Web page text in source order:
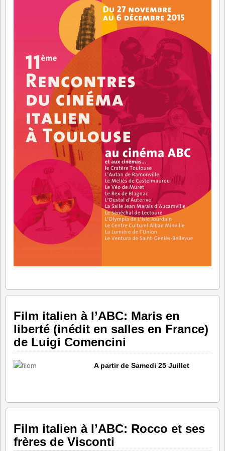
Film italien à l’ABC: Maris en
liberté (inédit en salles en France)
de Luigi Comencini
A partir de Samedi 25 Juillet
Film italien à l’ABC: Rocco et ses
frères de Visconti